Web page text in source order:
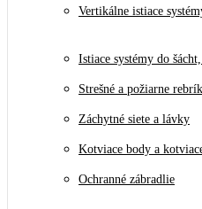
Vertikálne istiace
Istiace systémy do
Strešné a požiarne
Záchytné siete a lávky
Kotviace body a
Ochranné zábradlie